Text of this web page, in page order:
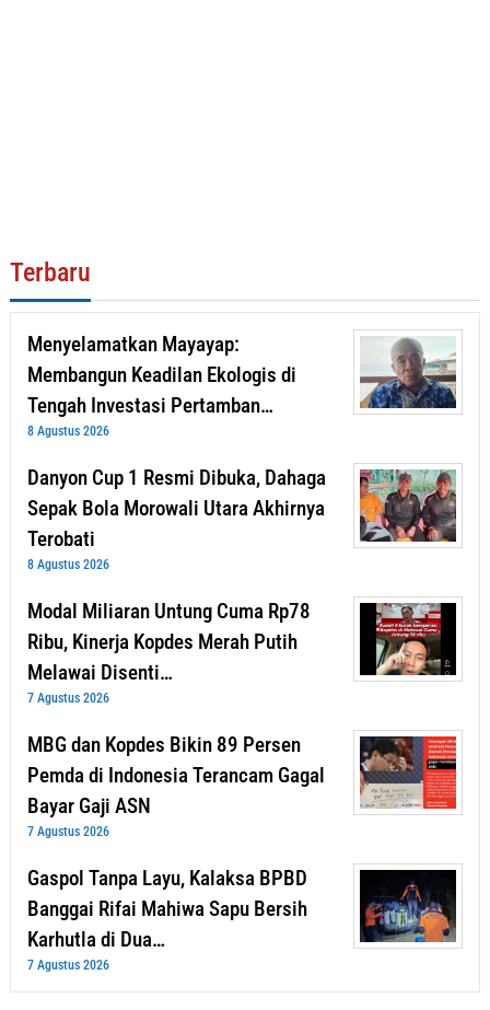
Terbaru
Menyelamatkan Mayayap:
Membangun Keadilan Ekologis di
Tengah Investasi Pertamban…
8 Agustus 2026
Danyon Cup 1 Resmi Dibuka, Dahaga
Sepak Bola Morowali Utara Akhirnya
Terobati
8 Agustus 2026
Modal Miliaran Untung Cuma Rp78
Ribu, Kinerja Kopdes Merah Putih
Melawai Disenti…
7 Agustus 2026
MBG dan Kopdes Bikin 89 Persen
Pemda di Indonesia Terancam Gagal
Bayar Gaji ASN
7 Agustus 2026
Gaspol Tanpa Layu, Kalaksa BPBD
Banggai Rifai Mahiwa Sapu Bersih
Karhutla di Dua…
7 Agustus 2026